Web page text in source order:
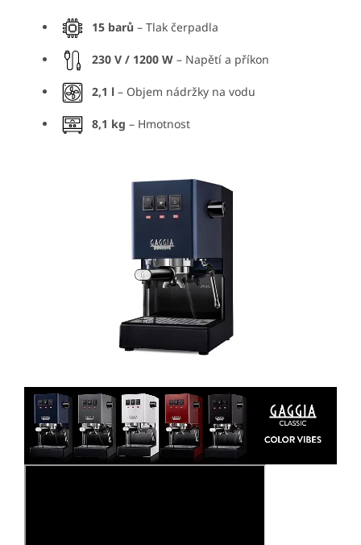
15 barů – Tlak čerpadla
230 V / 1200 W – Napětí a příkon
2,1 l – Objem nádržky na vodu
8,1 kg – Hmotnost